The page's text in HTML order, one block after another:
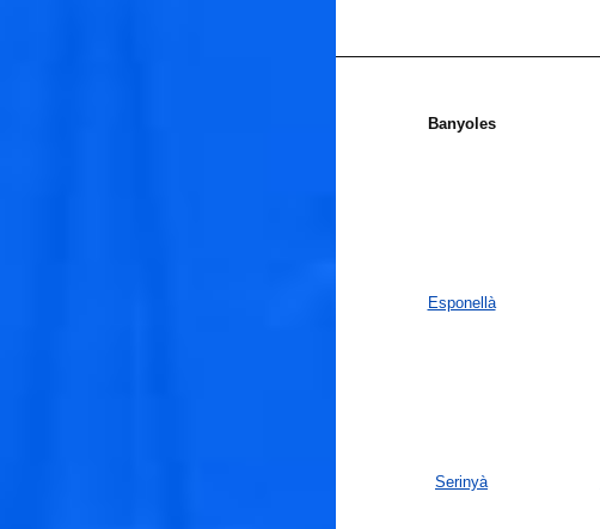
Banyoles
Esponellà
Serinyà